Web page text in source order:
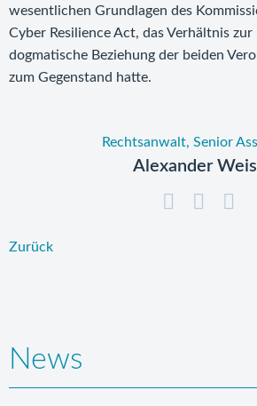
wesentlichen Grundlagen des
Cyber Resilience Act, das Verhältnis
dogmatische Beziehung der beiden
zum Gegenstand hatte.
Rechtsanwalt, Senior
Alexander
Zurück
News